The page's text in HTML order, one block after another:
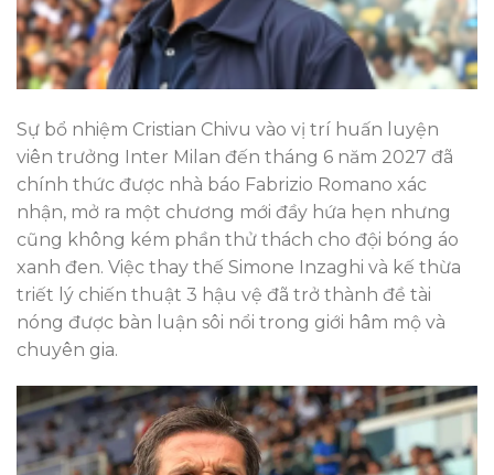
Sự bổ nhiệm Cristian Chivu vào vị trí huấn luyện
viên trưởng Inter Milan đến tháng 6 năm 2027 đã
chính thức được nhà báo Fabrizio Romano xác
nhận, mở ra một chương mới đầy hứa hẹn nhưng
cũng không kém phần thử thách cho đội bóng áo
xanh đen. Việc thay thế Simone Inzaghi và kế thừa
triết lý chiến thuật 3 hậu vệ đã trở thành đề tài
nóng được bàn luận sôi nổi trong giới hâm mộ và
chuyên gia.